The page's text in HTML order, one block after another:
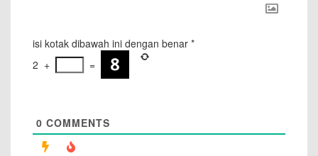
isi kotak dibawah ini dengan benar *
2 + =
0 COMMENTS